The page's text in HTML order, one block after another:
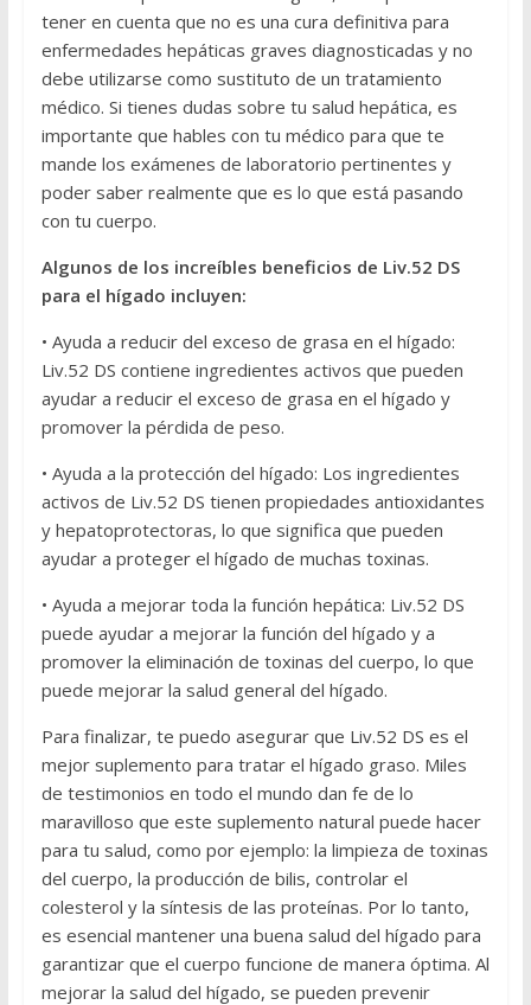
tener en cuenta que no es una cura definitiva para
enfermedades hepáticas graves diagnosticadas y no
debe utilizarse como sustituto de un tratamiento
médico. Si tienes dudas sobre tu salud hepática, es
importante que hables con tu médico para que te
mande los exámenes de laboratorio pertinentes y
poder saber realmente que es lo que está pasando
con tu cuerpo.
Algunos de los increíbles beneficios de Liv.52 DS
para el hígado incluyen:
• Ayuda a reducir del exceso de grasa en el hígado:
Liv.52 DS contiene ingredientes activos que pueden
ayudar a reducir el exceso de grasa en el hígado y
promover la pérdida de peso.
• Ayuda a la protección del hígado: Los ingredientes
activos de Liv.52 DS tienen propiedades antioxidantes
y hepatoprotectoras, lo que significa que pueden
ayudar a proteger el hígado de muchas toxinas.
• Ayuda a mejorar toda la función hepática: Liv.52 DS
puede ayudar a mejorar la función del hígado y a
promover la eliminación de toxinas del cuerpo, lo que
puede mejorar la salud general del hígado.
Para finalizar, te puedo asegurar que Liv.52 DS es el
mejor suplemento para tratar el hígado graso. Miles
de testimonios en todo el mundo dan fe de lo
maravilloso que este suplemento natural puede hacer
para tu salud, como por ejemplo: la limpieza de toxinas
del cuerpo, la producción de bilis, controlar el
colesterol y la síntesis de las proteínas. Por lo tanto,
es esencial mantener una buena salud del hígado para
garantizar que el cuerpo funcione de manera óptima. Al
mejorar la salud del hígado, se pueden prevenir